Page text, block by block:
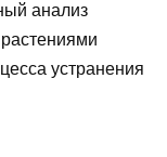
анализ
устранения